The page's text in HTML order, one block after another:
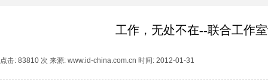
工作，无处不在--联合工作
点击: 83810 次 来源: www.id-china.com.cn 时间: 2012-01-31